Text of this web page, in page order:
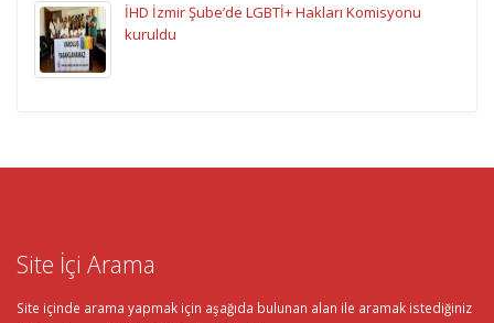
İHD İzmir Şube’de LGBTİ+ Hakları Komisyonu
kuruldu
Site İçi Arama
Site içinde arama yapmak için aşağıda bulunan alan ile aramak istediğiniz